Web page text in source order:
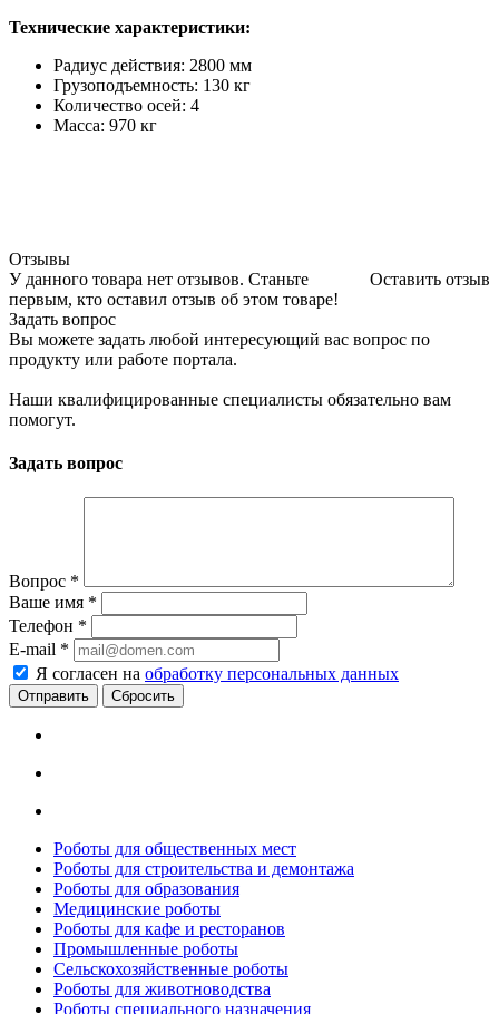
Технические характеристики:
Радиус действия: 2800 мм
Грузоподъемность: 130 кг
Количество осей: 4
Масса: 970 кг
Отзывы
Оставить отзыв
У данного товара нет отзывов. Станьте
первым, кто оставил отзыв об этом товаре!
Задать вопрос
Вы можете задать любой интересующий вас вопрос по
продукту или работе портала.
Наши квалифицированные специалисты обязательно вам
помогут.
Задать вопрос
Вопрос *
Ваше имя *
Телефон *
E-mail *
Я согласен на обработку персональных данных
Сбросить
Роботы для общественных мест
Роботы для строительства и демонтажа
Роботы для образования
Медицинские роботы
Роботы для кафе и ресторанов
Промышленные роботы
Сельскохозяйственные роботы
Роботы для животноводства
Роботы специального назначения